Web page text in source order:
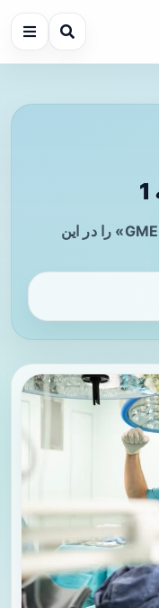
تازه‌ترین مطالب مرتبط با برچسب «GME» را در این